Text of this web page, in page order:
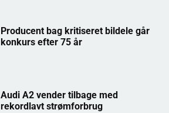
Producent bag kritiseret bildele går
konkurs efter 75 år
Audi A2 vender tilbage med
rekordlavt strømforbrug